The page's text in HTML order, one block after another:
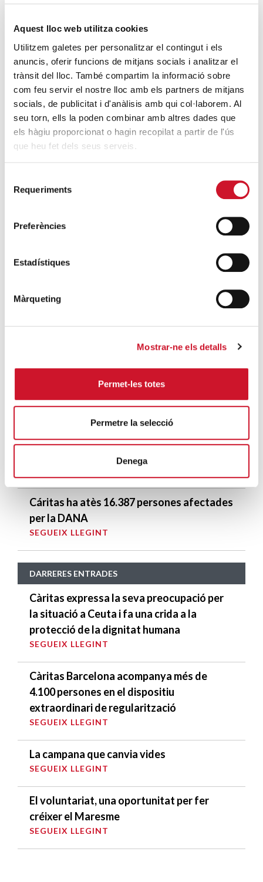
Aquest lloc web utilitza cookies
Utilitzem galetes per personalitzar el contingut i els
anuncis, oferir funcions de mitjans socials i analitzar el
trànsit del lloc. També compartim la informació sobre
com feu servir el nostre lloc amb els partners de mitjans
socials, de publicitat i d'anàlisis amb qui col·laborem. Al
seu torn, ells la poden combinar amb altres dades que
els hàgiu proporcionat o hagin recopilat a partir de l'ús
que heu fet dels seus serveis.
Requeriments
Preferències
Estadístiques
Màrqueting
Mostrar-ne els detalls
Permet-les totes
Permetre la selecció
Denega
pel COVID-19
SEGUEIX LLEGINT
Descarrega’t el manual de la corona
d’Advent
SEGUEIX LLEGINT
Descarrega’t el «Qui és qui?, en el portal de
del COVID-19
“En aquest nou món que ens ha tocat viure,
SEGUEIX LLEGINT
EUROPEA-TURQUIA EN 4 PUNTS
Càritas Barcelona constata la cronificació
de l’exclusió residencial i reivindica el paper
de la comunitat com a factor de cohesió
Cáritas ha atès 16.387 persones afectades
per la DANA
SEGUEIX LLEGINT
DARRERES ENTRADES
Càritas expressa la seva preocupació per
la situació a Ceuta i fa una crida a la
protecció de la dignitat humana
SEGUEIX LLEGINT
Càritas Barcelona acompanya més de
4.100 persones en el dispositiu
extraordinari de regularització
SEGUEIX LLEGINT
La campana que canvia vides
SEGUEIX LLEGINT
El voluntariat, una oportunitat per fer
créixer el Maresme
SEGUEIX LLEGINT